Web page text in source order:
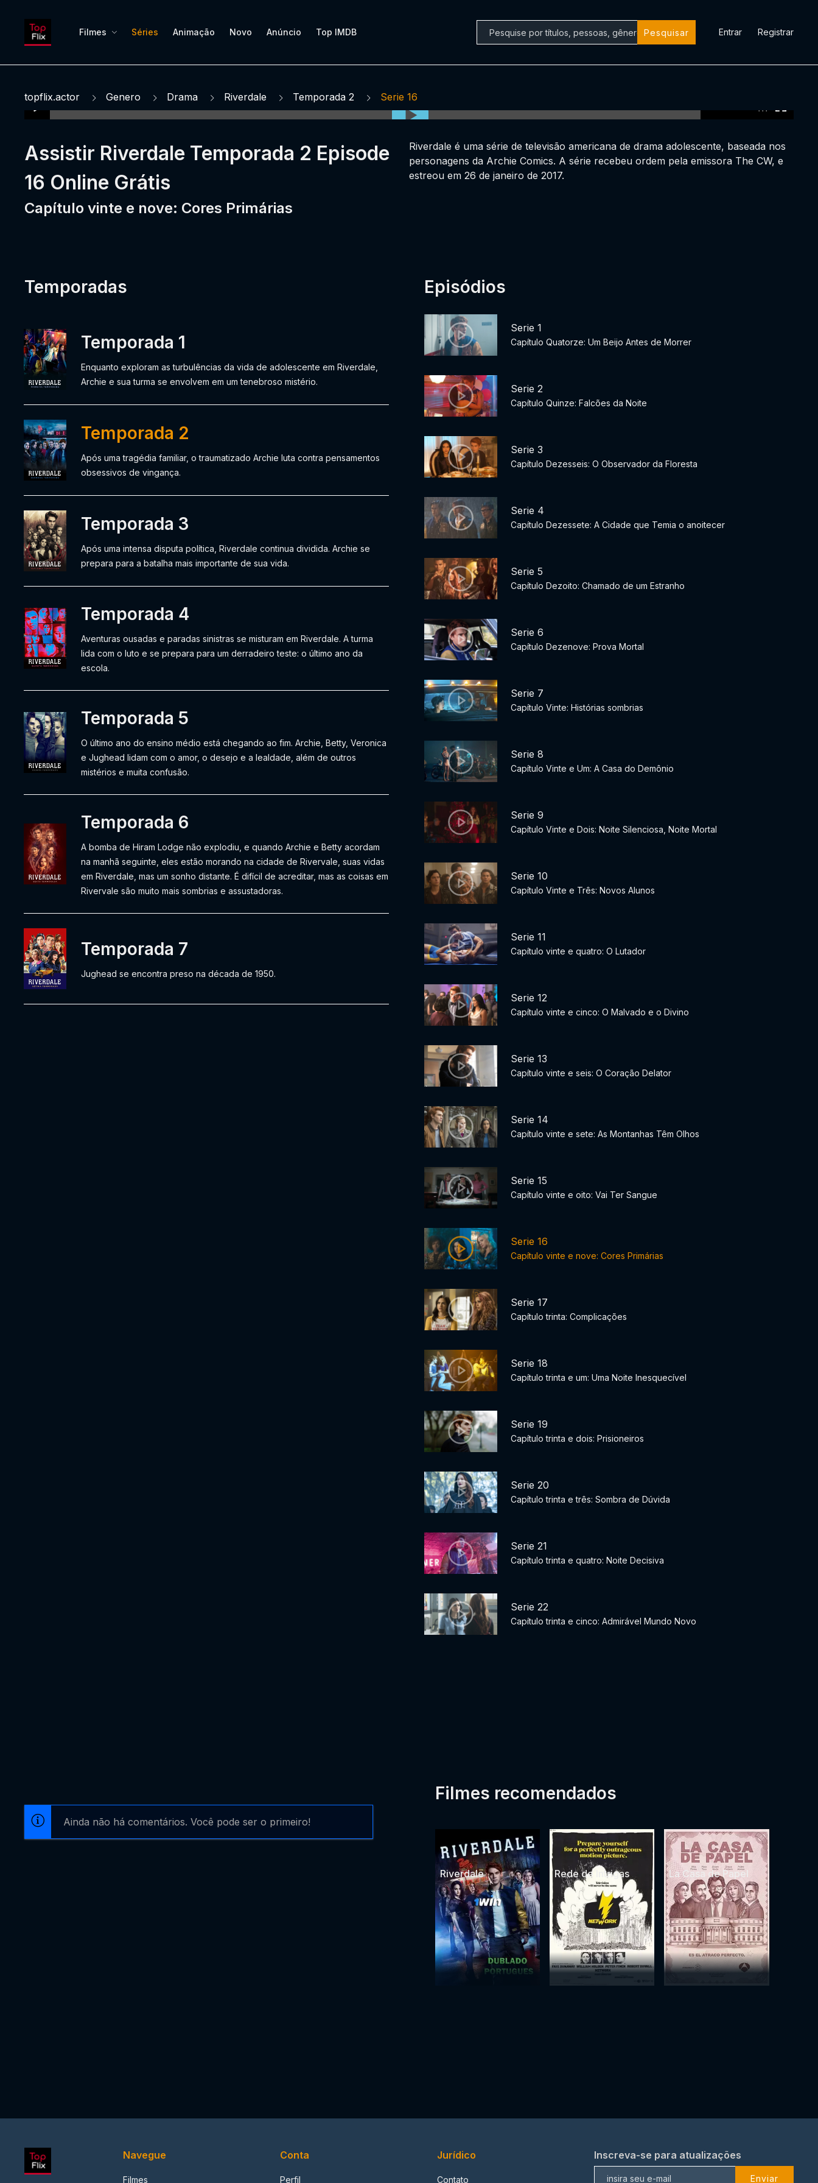
Filmes Séries Animação Novo Anúncio Top IMDB Pesquisar Entrar Registrar
topflix.actor Genero Drama Riverdale Temporada 2 Serie 16
Assistir Riverdale Temporada 2 Episode
16 Online Grátis
Capítulo vinte e nove: Cores Primárias
Riverdale é uma série de televisão americana de drama adolescente, baseada nos
personagens da Archie Comics. A série recebeu ordem pela emissora The CW, e
estreou em 26 de janeiro de 2017.
Temporadas
Temporada 1
Enquanto exploram as turbulências da vida de adolescente em Riverdale,
Archie e sua turma se envolvem em um tenebroso mistério.
Temporada 2
Após uma tragédia familiar, o traumatizado Archie luta contra pensamentos
obsessivos de vingança.
Temporada 3
Após uma intensa disputa política, Riverdale continua dividida. Archie se
prepara para a batalha mais importante de sua vida.
Temporada 4
Aventuras ousadas e paradas sinistras se misturam em Riverdale. A turma
lida com o luto e se prepara para um derradeiro teste: o último ano da
escola.
Temporada 5
O último ano do ensino médio está chegando ao fim. Archie, Betty, Veronica
e Jughead lidam com o amor, o desejo e a lealdade, além de outros
mistérios e muita confusão.
Temporada 6
A bomba de Hiram Lodge não explodiu, e quando Archie e Betty acordam
na manhã seguinte, eles estão morando na cidade de Rivervale, suas vidas
em Riverdale, mas um sonho distante. É difícil de acreditar, mas as coisas em
Rivervale são muito mais sombrias e assustadoras.
Temporada 7
Jughead se encontra preso na década de 1950.
Episódios
Serie 1
Capítulo Quatorze: Um Beijo Antes de Morrer
Serie 2
Capítulo Quinze: Falcões da Noite
Serie 3
Capítulo Dezesseis: O Observador da Floresta
Serie 4
Capítulo Dezessete: A Cidade que Temia o anoitecer
Serie 5
Capítulo Dezoito: Chamado de um Estranho
Serie 6
Capítulo Dezenove: Prova Mortal
Serie 7
Capítulo Vinte: Histórias sombrias
Serie 8
Capítulo Vinte e Um: A Casa do Demônio
Serie 9
Capítulo Vinte e Dois: Noite Silenciosa, Noite Mortal
Serie 10
Capítulo Vinte e Três: Novos Alunos
Serie 11
Capítulo vinte e quatro: O Lutador
Serie 12
Capítulo vinte e cinco: O Malvado e o Divino
Serie 13
Capítulo vinte e seis: O Coração Delator
Serie 14
Capítulo vinte e sete: As Montanhas Têm Olhos
Serie 15
Capítulo vinte e oito: Vai Ter Sangue
Serie 16
Capítulo vinte e nove: Cores Primárias
Serie 17
Capítulo trinta: Complicações
Serie 18
Capítulo trinta e um: Uma Noite Inesquecível
Serie 19
Capítulo trinta e dois: Prisioneiros
Serie 20
Capítulo trinta e três: Sombra de Dúvida
Serie 21
Capítulo trinta e quatro: Noite Decisiva
Serie 22
Capítulo trinta e cinco: Admirável Mundo Novo
Ainda não há comentários. Você pode ser o primeiro!
Filmes recomendados
Riverdale Rede de Intrigas La Casa de Papel
Navegue
Filmes
Conta
Perfil
Jurídico
Contato
Inscreva-se para atualizações
Enviar